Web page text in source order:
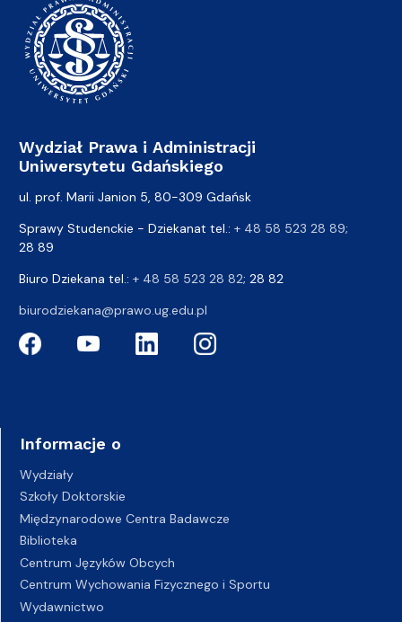
Wydział Prawa i Administracji
Uniwersytetu Gdańskiego
ul. prof. Marii Janion 5, 80-309 Gdańsk
Sprawy Studenckie - Dziekanat tel.: + 48 58 523 28 89;
28 89
Biuro Dziekana tel.: + 48 58 523 28 82; 28 82
biurodziekana@prawo.ug.edu.pl
Informacje o
Wydziały
Szkoły Doktorskie
Międzynarodowe Centra Badawcze
Biblioteka
Centrum Języków Obcych
Centrum Wychowania Fizycznego i Sportu
Wydawnictwo